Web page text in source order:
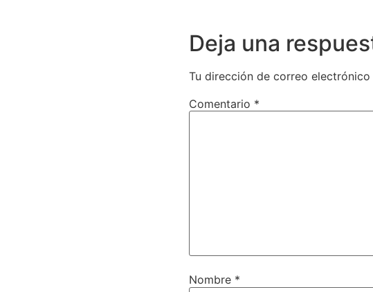
Deja una
Tu dirección de correo
Comentario *
Nombre *